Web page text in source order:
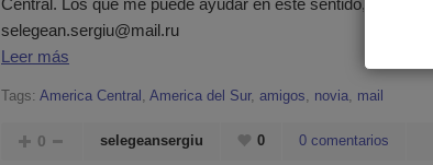
Central. Los que me puede ayudar en este sentido, les pido
selegean.sergiu@mail.ru
Leer más
Tags: America Central , America del Sur, amigos, novia, mail
0 selegeansergiu 0 0 comentarios